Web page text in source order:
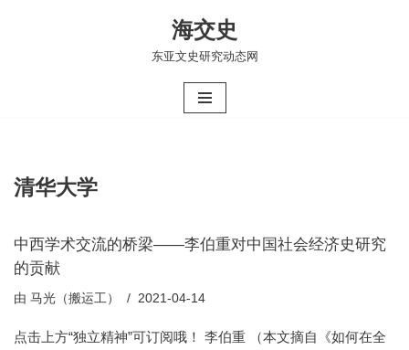
海交史
东亚文史研究动态网
清华大学
中西学术交流的桥梁——李伯重对中国社会经济史研究
的贡献
由 马光（搬运工） 2021-04-14
点击上方“独立精神”可订阅哦！ 李伯重 （本文摘自《如何在全